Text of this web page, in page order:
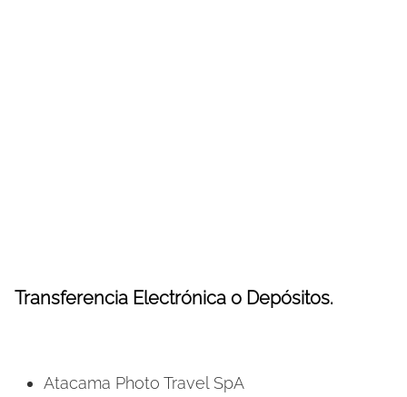
Transferencia Electrónica o Depósitos.
Atacama Photo Travel SpA